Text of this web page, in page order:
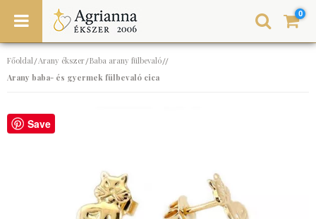
0
Főoldal/Arany ékszer/Baba arany fülbevaló//
Arany baba- és gyermek fülbevaló cica
Save